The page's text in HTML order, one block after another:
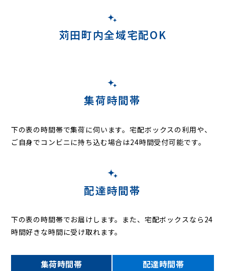
苅田町内全域宅配OK
集荷時間帯
下の表の時間帯で集荷に伺います。宅配ボックスの利用や、
ご自身でコンビニに持ち込む場合は24時間受付可能です。
配達時間帯
下の表の時間帯でお届けします。また、宅配ボックスなら24
時間好きな時間に受け取れます。
集荷時間帯 配達時間帯